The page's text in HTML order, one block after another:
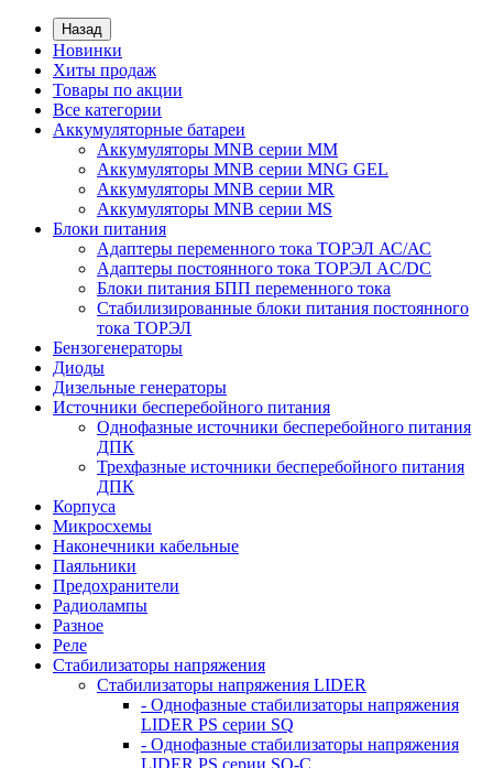
Назад
Новинки
Хиты продаж
Товары по акции
Все категории
Аккумуляторные батареи
Аккумуляторы MNB серии MM
Аккумуляторы MNB серии MNG GEL
Аккумуляторы MNB серии MR
Аккумуляторы MNB серии MS
Блоки питания
Адаптеры переменного тока ТОРЭЛ АС/АС
Адаптеры постоянного тока ТОРЭЛ AC/DC
Блоки питания БПП переменного тока
Стабилизированные блоки питания постоянного
тока ТОРЭЛ
Бензогенераторы
Диоды
Дизельные генераторы
Источники бесперебойного питания
Однофазные источники бесперебойного питания
ДПК
Трехфазные источники бесперебойного питания
ДПК
Корпуса
Микросхемы
Наконечники кабельные
Паяльники
Предохранители
Радиолампы
Разное
Реле
Стабилизаторы напряжения
Стабилизаторы напряжения LIDER
- Однофазные стабилизаторы напряжения
LIDER PS серии SQ
- Однофазные стабилизаторы напряжения
LIDER PS серии SQ-C